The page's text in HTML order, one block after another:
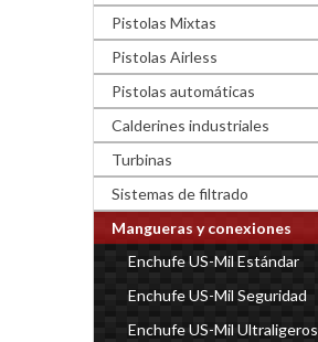
Pistolas Mixtas
Pistolas Airless
Pistolas automáticas
Calderines industriales
Turbinas
Sistemas de filtrado
Mangueras y conexiones
Enchufe US-Mil Estándar
Enchufe US-Mil Seguridad
Enchufe US-Mil Ultraligeros